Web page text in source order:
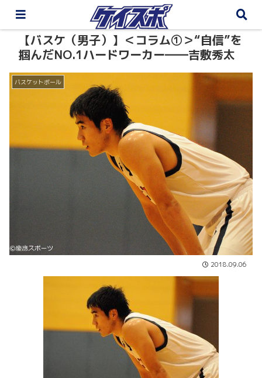
【バスケ（男子）】＜コラム①＞“自信”を
掴んだNO.1ハードワーカー――吉敷秀太
バスケットボール
2018.09.06